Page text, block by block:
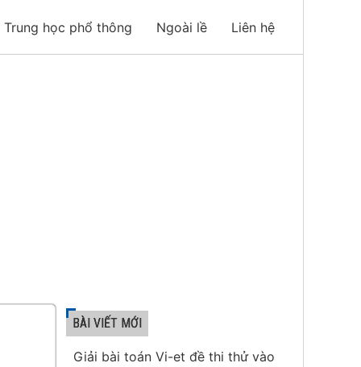
Trung học phổ thông Ngoài lề Liên hệ
BÀI VIẾT MỚI
Giải bài toán Vi-et đề thi thử vào